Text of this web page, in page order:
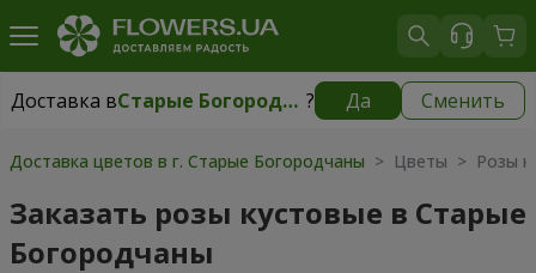
Доставка в Старые Богородчаны ? Да Сменить
Доставка вСтарые Богородчаны бесплатно
Доставка цветов в г. Старые Богородчаны > Цветы > Розы
Заказать розы кустовые в Старые
Богородчаны